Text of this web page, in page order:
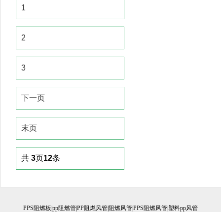
1
2
3
下一页
末页
共3页12条
PPS阻燃板|pp阻燃管|PP阻燃风管|阻燃风管|PPS阻燃风管|塑料pp风管